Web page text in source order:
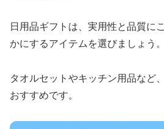
日用品ギフトは、実用性と品質に
かにするアイテムを選びましょう。
タオルセットやキッチン用品など
おすすめです。